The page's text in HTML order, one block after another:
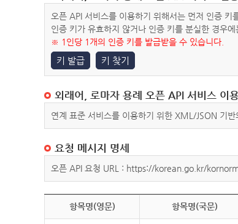
오픈 API 서비스를 이용하기 위해서는 먼저 인증
인증 키가 유효하지 않거나 인증 키를 분실한 경우
※ 1인당 1개의 인증 키를 발급받을 수 있습니다.
키 발급 키 찾기
외래어, 로마자 용례 오픈 API 서비스 이
연계 표준 서비스를 이용하기 위한 XML/JSON 기
요청 메시지 명세
오픈 API 요청 URL : https://korean.go.kr/
항목명(영문) 항목명(국문)